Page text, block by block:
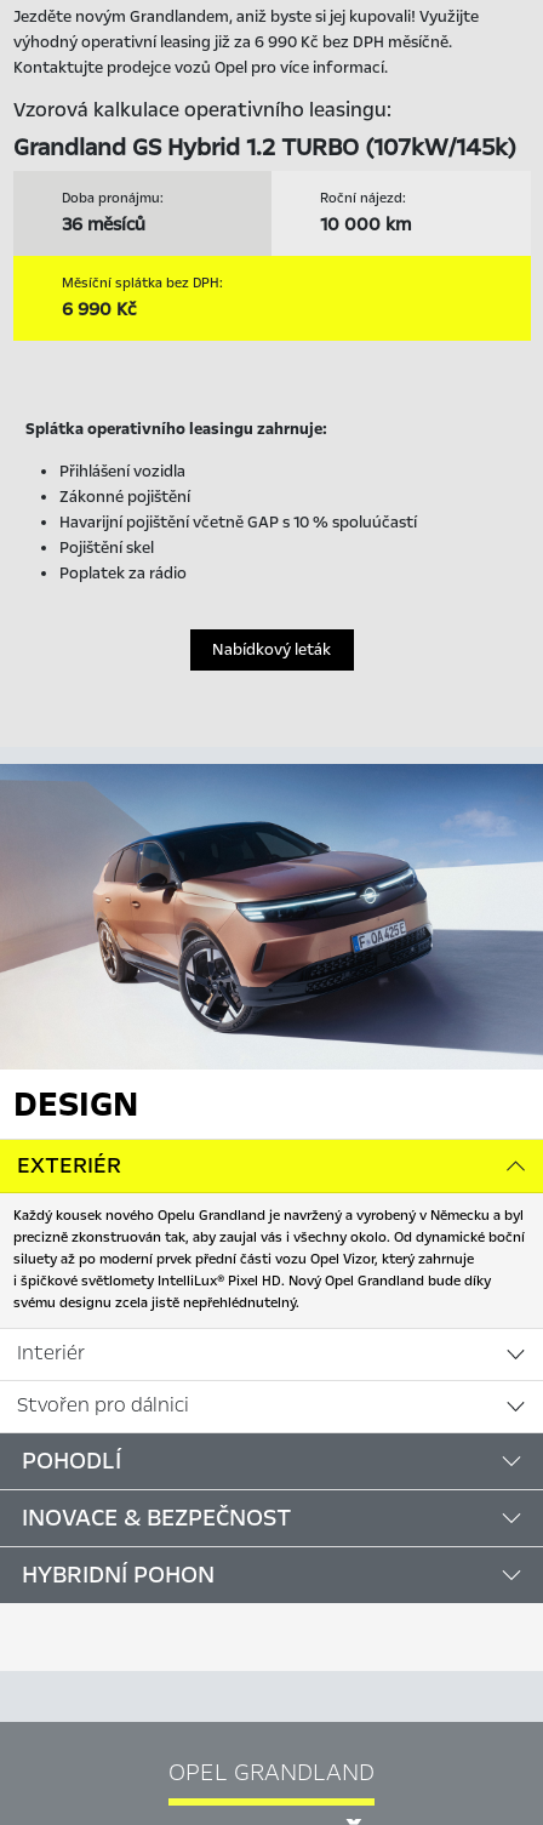
Jezděte novým Grandlandem, aniž byste si jej kupovali! Využijte
výhodný operativní leasing již za 6 990 Kč bez DPH měsíčně.
Kontaktujte prodejce vozů Opel pro více informací.
Vzorová kalkulace operativního leasingu:
Grandland GS Hybrid 1.2 TURBO (107kW/145k)
Doba pronájmu:
36 měsíců
Roční nájezd:
10 000 km
Měsíční splátka bez DPH:
6 990 Kč
Splátka operativního leasingu zahrnuje:
Přihlášení vozidla
Zákonné pojištění
Havarijní pojištění včetně GAP s 10 % spoluúčastí
Pojištění skel
Poplatek za rádio
Nabídkový leták
DESIGN
EXTERIÉR
Každý kousek nového Opelu Grandland je navržený a vyrobený v Německu a byl
precizně zkonstruován tak, aby zaujal vás i všechny okolo. Od dynamické boční
siluety až po moderní prvek přední části vozu Opel Vizor, který zahrnuje
i špičkové světlomety IntelliLux® Pixel HD. Nový Opel Grandland bude díky
svému designu zcela jistě nepřehlédnutelný.
Interiér
Stvořen pro dálnici
POHODLÍ
INOVACE & BEZPEČNOST
HYBRIDNÍ POHON
OPEL GRANDLAND